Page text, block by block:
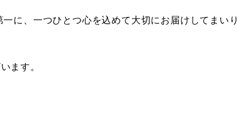
に、一つひとつ心を込めて大切にお届けしてまいり
ます。